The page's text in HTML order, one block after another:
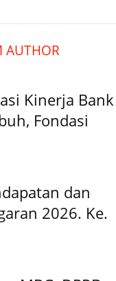
AUTHOR
Kinerja Bank
Fondasi
dan
2026. Ke.